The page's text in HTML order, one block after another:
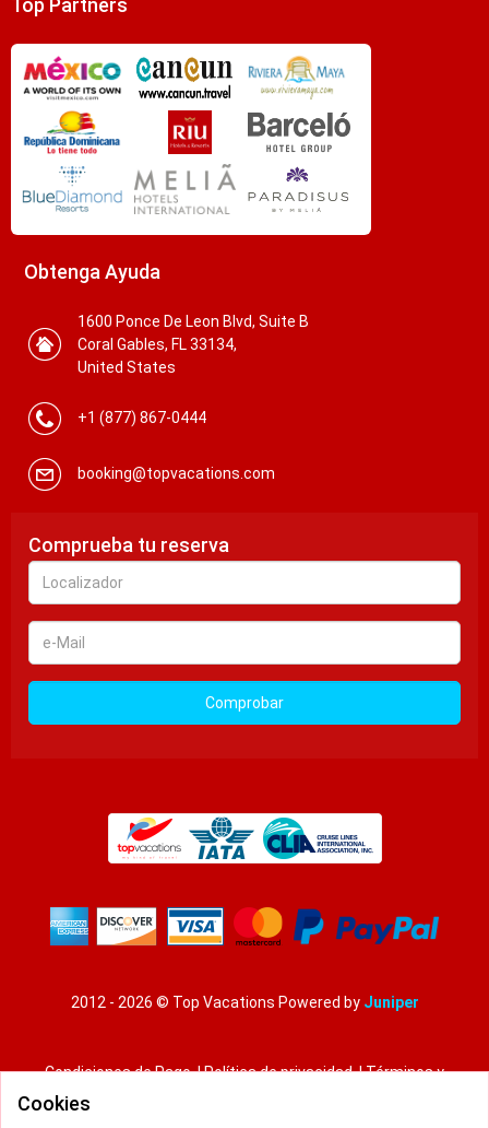
Top Partners
Obtenga Ayuda
1600 Ponce De Leon Blvd, Suite B
Coral Gables, FL 33134,
United States
+1 (877) 867-0444
booking@topvacations.com
Comprueba tu reserva
Localizador
e-
Mail
Comprobar
2012 - 2026 © Top Vacations Powered by Juniper
Condiciones de Pago|Política de privacidad|Términos y
Cookies